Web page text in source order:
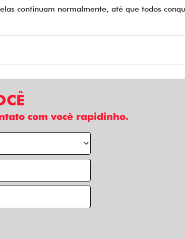
continuam normalmente, até que todos
com você rapidinho.